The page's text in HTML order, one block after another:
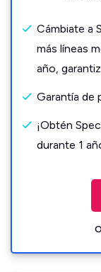
Cámbiate a
más líneas
año,
Garantía de
¡Obtén
durante 1